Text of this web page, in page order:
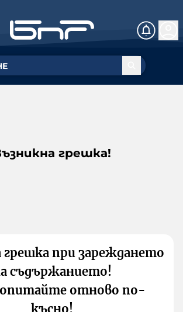
грешка!
грешка при зареждането
съдържанието!
отново по-
късно!